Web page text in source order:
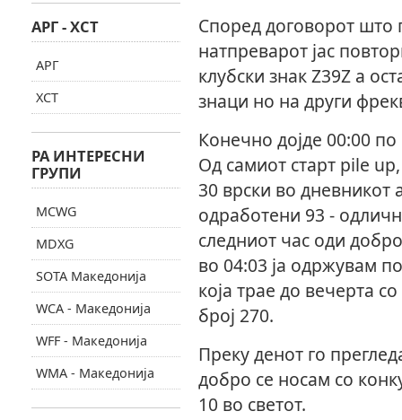
Според договорот што
натпреварот јас
клубски знак Z39Z а
знаци но на други
Конечно дојде 00:00
Од самиот старт pile
30 врски во
одработени 93 -
следниот час оди
во 04:03 ја одржувам
која трае до вечерта
број 270.
Преку денот го
добро се носам со
10 во светот.
АРГ - ХСТ
АРГ
ХСТ
РА ИНТЕРЕСНИ
ГРУПИ
MCWG
MDXG
SOTA Македонија
WCA - Македонија
WFF - Македонија
WMA - Македонија